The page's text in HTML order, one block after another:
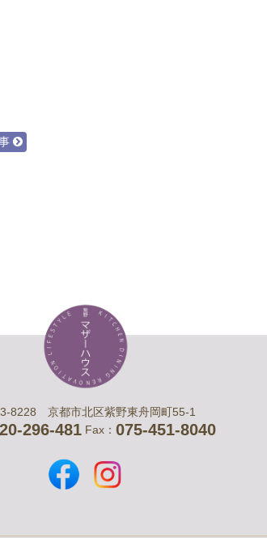
8228 京都市北区紫野東舟岡町55-1
296-481 Fax： 075-451-8040